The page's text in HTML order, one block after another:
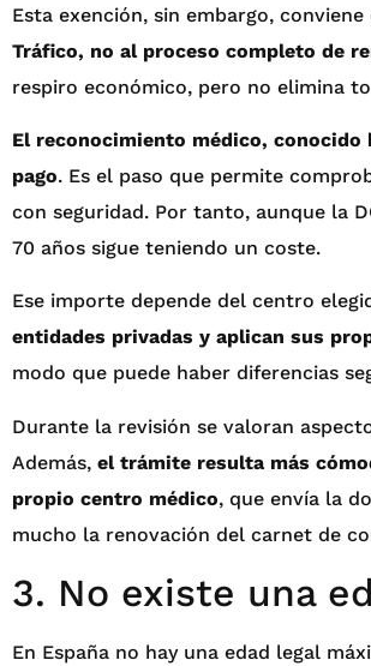
Esta exención, sin embargo,
Tráfico, no al proceso completo de
respiro económico, pero no elimina
El reconocimiento médico,
pago. Es el paso que permite
con seguridad. Por tanto, aunque la
70 años sigue teniendo un coste.
Ese importe depende del centro
entidades privadas y aplican sus
modo que puede haber diferencias
Durante la revisión se valoran
Además, el trámite resulta más
propio centro médico, que envía la
mucho la renovación del carnet de
3. No existe una
En España no hay una edad legal